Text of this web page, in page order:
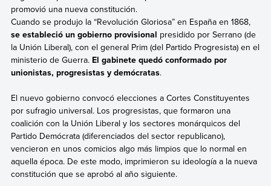
promovió una nueva constitución.
Cuando se produjo la “Revolución Gloriosa” en España en 1868,
se estableció un gobierno provisional presidido por Serrano (de
la Unión Liberal), con el general Prim (del Partido Progresista) en el
ministerio de Guerra. El gabinete quedó conformado por
unionistas, progresistas y demócratas.
El nuevo gobierno convocó elecciones a Cortes Constituyentes
por sufragio universal. Los progresistas, que formaron una
coalición con la Unión Liberal y los sectores monárquicos del
Partido Demócrata (diferenciados del sector republicano),
vencieron en unos comicios algo más limpios que lo normal en
aquella época. De este modo, imprimieron su ideología a la nueva
constitución que se aprobó al año siguiente.